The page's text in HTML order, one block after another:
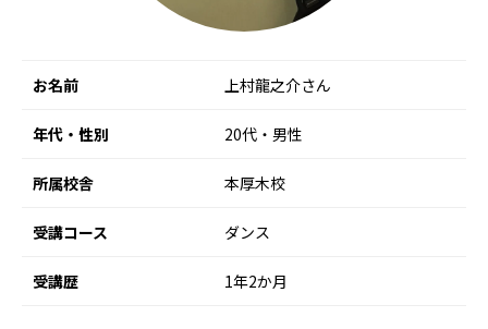
お名前 上村龍之介さん
年代・性別 20代・男性
所属校舎 本厚木校
受講コース ダンス
受講歴 1年2か月